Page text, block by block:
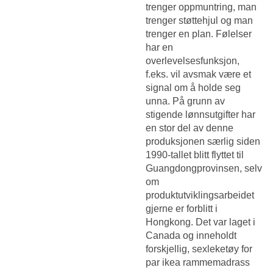
trenger oppmuntring, man
trenger støttehjul og man
trenger en plan. Følelser
har en
overlevelsesfunksjon,
f.eks. vil avsmak være et
signal om å holde seg
unna. På grunn av
stigende lønnsutgifter har
en stor del av denne
produksjonen særlig siden
1990-tallet blitt flyttet til
Guangdongprovinsen, selv
om
produktutviklingsarbeidet
gjerne er forblitt i
Hongkong. Det var laget i
Canada og inneholdt
forskjellig, sexleketøy for
par ikea rammemadrass